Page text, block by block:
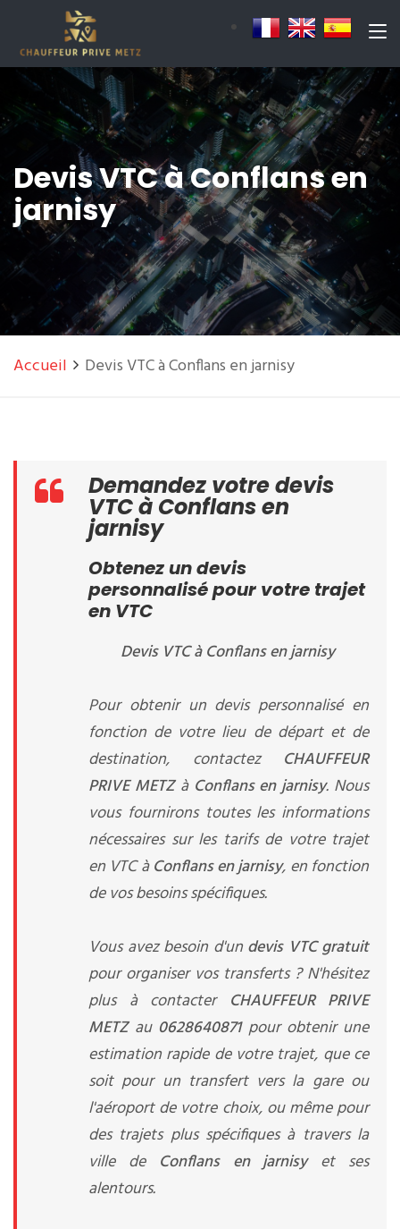
Devis VTC à Conflans en
jarnisy
Accueil Devis VTC à Conflans en jarnisy
Demandez votre devis
VTC à Conflans en
jarnisy
Obtenez un devis
personnalisé pour votre trajet
en VTC
Devis VTC à Conflans en jarnisy
Pour obtenir un devis personnalisé en
fonction de votre lieu de départ et de
destination, contactez CHAUFFEUR
PRIVE METZà Conflans en jarnisy. Nous
vous fournirons toutes les informations
nécessaires sur les tarifs de votre trajet
en VTC àConflans en jarnisy, en fonction
de vos besoins spécifiques.
Vous avez besoin d'un devis VTC gratuit
pour organiser vos transferts ? N'hésitez
plus à contacter CHAUFFEUR PRIVE
METZ au 0628640871pour obtenir une
estimation rapide de votre trajet, que ce
soit pour un transfert vers la gare ou
l'aéroport de votre choix, ou même pour
des trajets plus spécifiques à travers la
ville de Conflans en jarnisyet ses
alentours.